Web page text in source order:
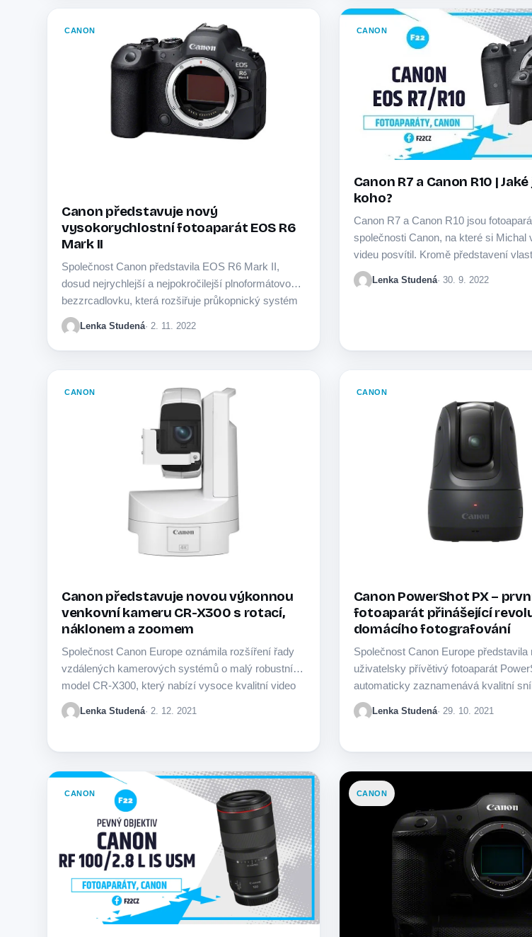
CANON
Canon představuje nový
vysokorychlostní fotoaparát EOS R6
Mark II
Společnost Canon představila EOS R6 Mark II,
dosud nejrychlejší a nejpokročilejší plnoformátovou
bezzrcadlovku, která rozšiřuje průkopnický systém
EOS R. Přístroj s bajonetem…
Lenka Studená· 2. 11. 2022
CANON
Canon R7 a Canon R10 |
koho?
Canon R7 a Canon R10 jsou
společnosti Canon, na které si Michal
videu posvítil. Kromě představení
Lenka Studená· 30. 9. 2022
CANON
Canon představuje novou výkonnou
venkovní kameru CR-X300 s rotací,
náklonem a zoomem
Společnost Canon Europe oznámila rozšíření řady
vzdálených kamerových systémů o malý robustní
model CR-X300, který nabízí vysoce kvalitní video
výstup 4K a…
Lenka Studená· 2. 12. 2021
CANON
Canon PowerShot PX –
fotoaparát přinášející
domácího fotografování
Společnost Canon Europe představila
uživatelsky přívětivý fotoaparát
automaticky zaznamenává kvalitní
rozlišením 11,7 MP a video…
Lenka Studená· 29. 10. 2021
CANON CANON